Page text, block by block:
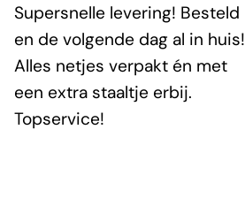
Supersnelle levering! Besteld
en de volgende dag al in huis!
Alles netjes verpakt én met
een extra staaltje erbij.
Topservice!